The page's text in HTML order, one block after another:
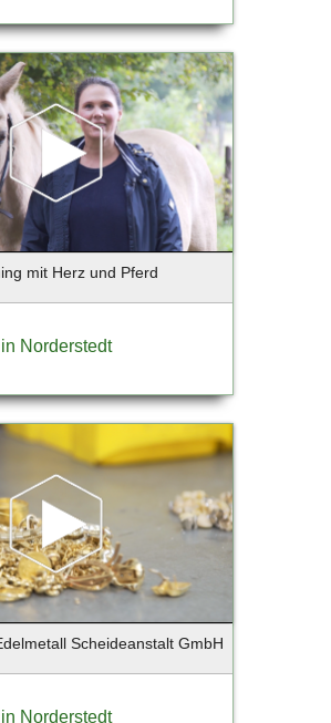
mit Herz und Pferd
in Norderstedt
Scheideanstalt GmbH
in Norderstedt